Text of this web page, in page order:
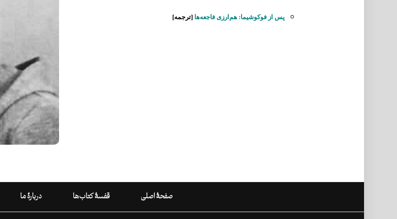
پس از فوکوشیما: هم‌ارزی فاجعه‌ها [ترجمه]
صفحۀ اصلی قفسۀ کتاب‌ها دربارۀ ما